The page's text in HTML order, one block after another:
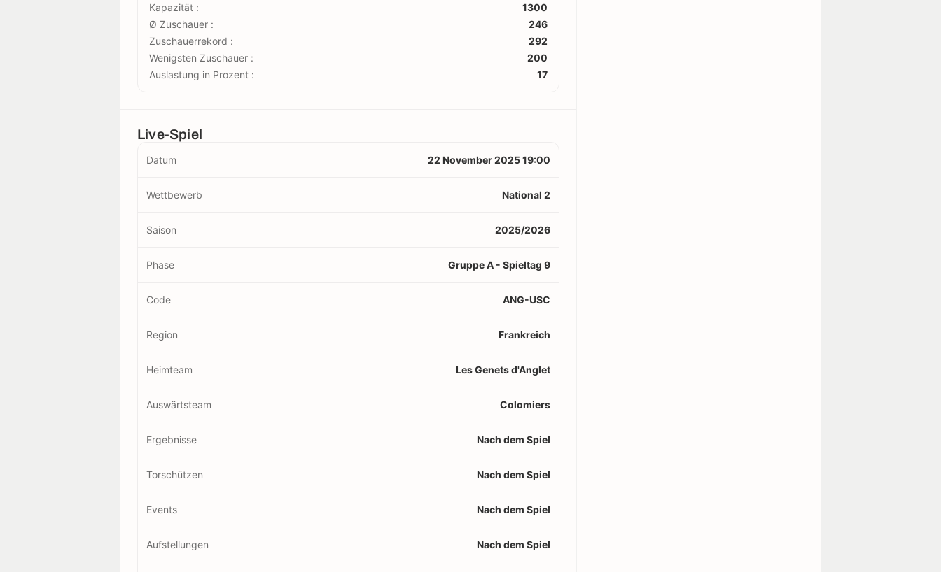
Kapazität :
1300
Ø Zuschauer :
246
Zuschauerrekord :
292
Wenigsten Zuschauer :
200
Auslastung in Prozent :
17
Live-Spiel
Datum 22 November 2025 19:00
Wettbewerb National 2
Saison 2025/2026
Phase Gruppe A - Spieltag 9
Code ANG-USC
Region Frankreich
Heimteam Les Genets d'Anglet
Auswärtsteam Colomiers
Ergebnisse Nach dem Spiel
Torschützen Nach dem Spiel
Events Nach dem Spiel
Aufstellungen Nach dem Spiel